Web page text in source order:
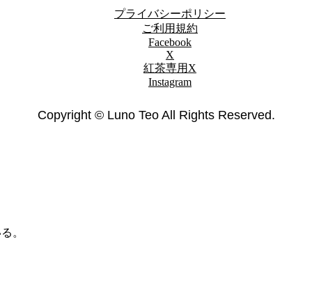
プライバシーポリシー
ご利用規約
Facebook
X
紅茶専用X
Instagram
Copyright © Luno Teo All Rights Reserved.
。